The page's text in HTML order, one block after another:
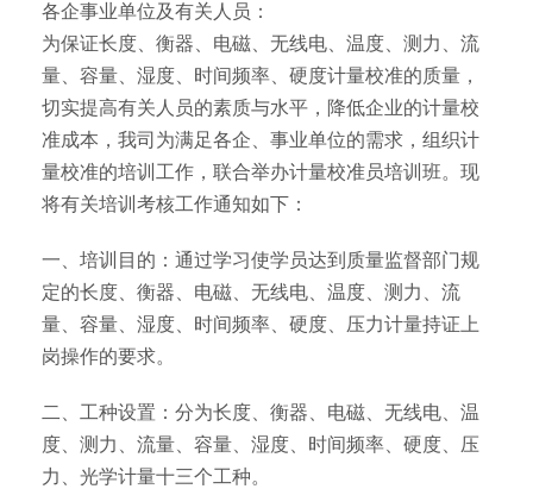
各企事业单位及有关人员：
为保证长度、衡器、电磁、无线电、温度、测力、流
量、容量、湿度、时间频率、硬度计量校准的质量，
切实提高有关人员的素质与水平，降低企业的计量校
准成本，我司为满足各企、事业单位的需求，组织计
量校准的培训工作，联合举办计量校准员培训班。现
将有关培训考核工作通知如下：
一、培训目的：通过学习使学员达到质量监督部门规
定的长度、衡器、电磁、无线电、温度、测力、流
量、容量、湿度、时间频率、硬度、压力计量持证上
岗操作的要求。
二、工种设置：分为长度、衡器、电磁、无线电、温
度、测力、流量、容量、湿度、时间频率、硬度、压
力、光学计量十三个工种。